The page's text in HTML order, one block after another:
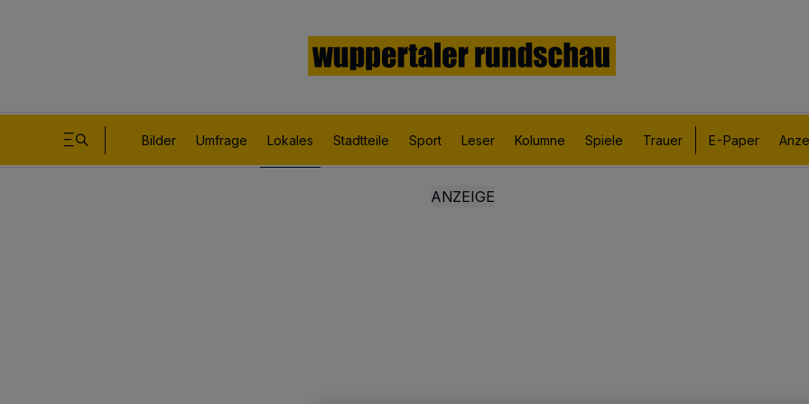
Bilder Umfrage Lokales Stadtteile Sport Leser Kolumne Spiele Trauer E-Paper